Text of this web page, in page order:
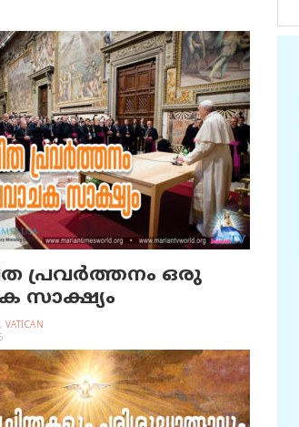
പ്രവര്‍ത്തനം ഒരു
സാക്ഷ്യം
, VATICAN